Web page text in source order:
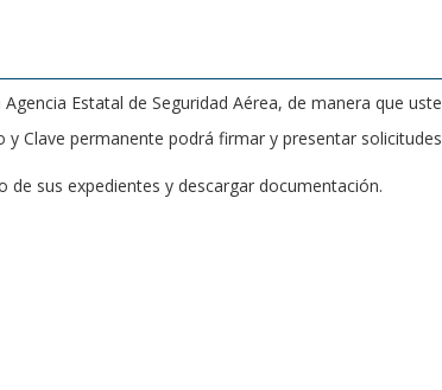
Estatal de Seguridad Aérea, de manera que
Clave permanente podrá firmar y presentar
de sus expedientes y descargar documentación.